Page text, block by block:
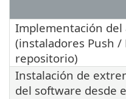
Implementación del
(instaladores Push /
repositorio)
Instalación de
del software desde